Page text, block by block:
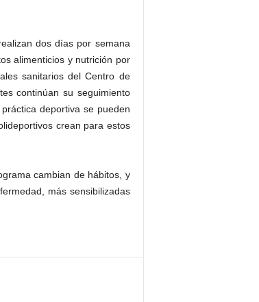
dos días por semana
alimenticios y nutrición por
sanitarios del Centro de
continúan su seguimiento
deportiva se pueden
crean para estos
cambian de hábitos, y
más sensibilizadas